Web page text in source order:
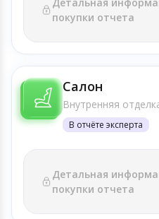
покупки отчета
Салон
Внутренняя
В отчёте эксперта
Детальная
покупки отчета